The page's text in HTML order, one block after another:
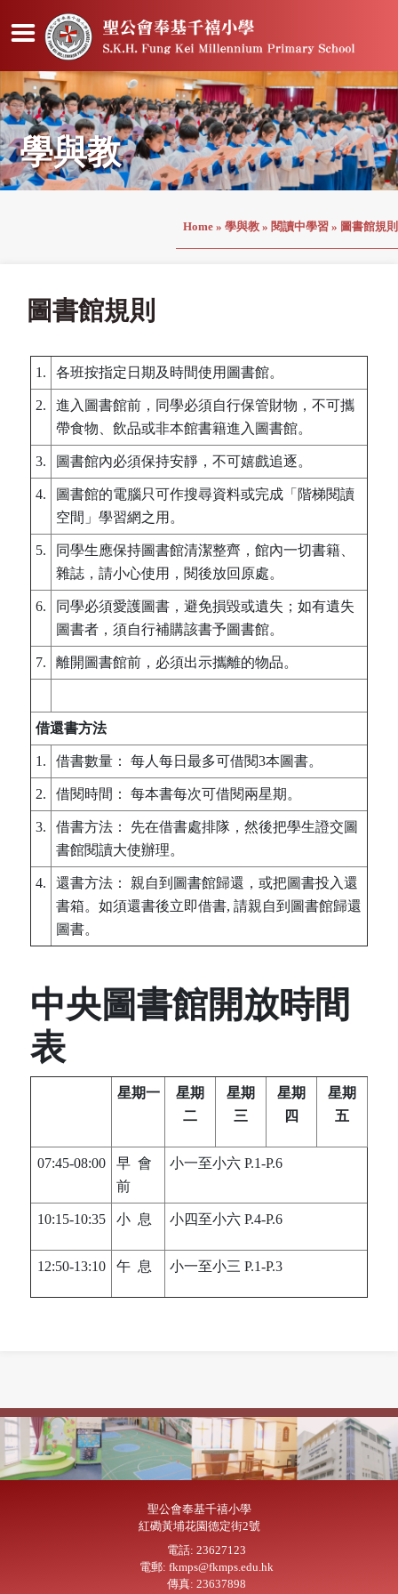
學與教
Home » 學與教 » 閱讀中學習 » 圖書館規則
圖書館規則
1. 各班按指定日期及時間使用圖書館。
2.
進入圖書館前，同學必須自行保管財物，不可攜
帶食物、飲品或非本館書籍進入圖書館。
3. 圖書館內必須保持安靜，不可嬉戲追逐。
4.
圖書館的電腦只可作搜尋資料或完成「階梯閱讀
空間」學習網之用。
5.
同學生應保持圖書館清潔整齊，館內一切書籍、
雜誌，請小心使用，閱後放回原處。
6.
同學必須愛護圖書，避免損毀或遺失；如有遺失
圖書者，須自行補購該書予圖書館。
7. 離開圖書館前，必須出示攜離的物品。
借還書方法
1. 借書數量： 每人每日最多可借閱3本圖書。
2. 借閱時間： 每本書每次可借閱兩星期。
3.
借書方法： 先在借書處排隊，然後把學生證交圖
書館閱讀大使辦理。
4.
還書方法： 親自到圖書館歸還，或把圖書投入還
書箱。如須還書後立即借書, 請親自到圖書館歸還
圖書。
中央圖書館開放時間
表
星期一
星期
二
星期
三
星期
四
星期
五
07:45-08:00
早 會
前
小一至小六 P.1-P.6
10:15-10:35 小 息 小四至小六 P.4-P.6
12:50-13:10 午 息 小一至小三 P.1-P.3
聖公會奉基千禧小學
紅磡黃埔花園德定街2號
電話: 23627123
電郵: fkmps@fkmps.edu.hk
傳真: 23637898